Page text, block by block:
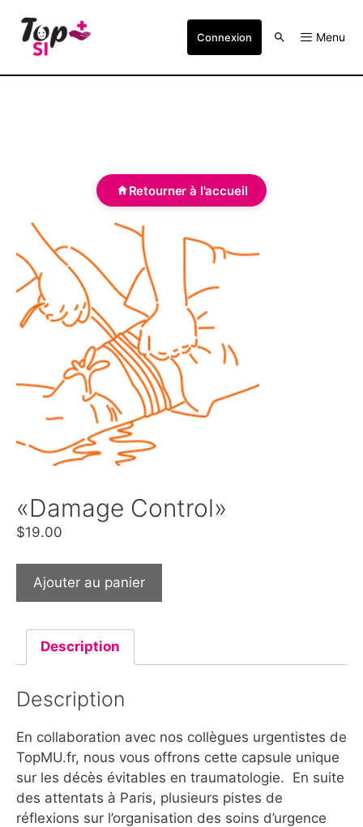
Connexion Menu
Retourner à l'accueil
«Damage Control»
$19.00
Ajouter au panier
Description
Description
En collaboration avec nos collègues urgentistes de
TopMU.fr, nous vous offrons cette capsule unique
sur les décès évitables en traumatologie. En suite
des attentats à Paris, plusieurs pistes de
réflexions sur l’organisation des soins d’urgence